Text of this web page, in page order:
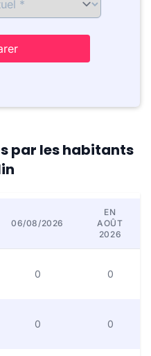
par les habitants
06/08/2026
EN
AOÛT
2026
0 0
0 0